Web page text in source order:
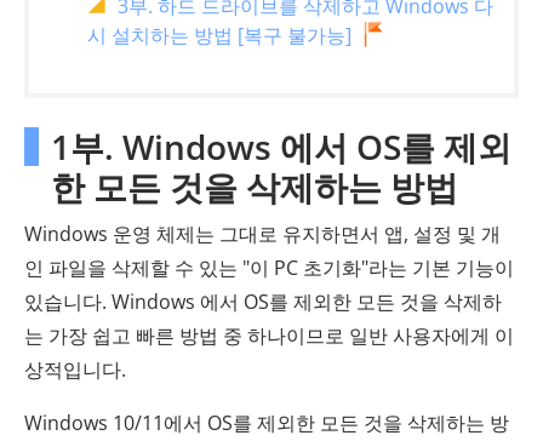
3부. 하드 드라이브를 삭제하고 Windows 다
시 설치하는 방법 [복구 불가능]
1부. Windows 에서 OS를 제외
한 모든 것을 삭제하는 방법
Windows 운영 체제는 그대로 유지하면서 앱, 설정 및 개
인 파일을 삭제할 수 있는 "이 PC 초기화"라는 기본 기능이
있습니다. Windows 에서 OS를 제외한 모든 것을 삭제하
는 가장 쉽고 빠른 방법 중 하나이므로 일반 사용자에게 이
상적입니다.
Windows 10/11에서 OS를 제외한 모든 것을 삭제하는 방